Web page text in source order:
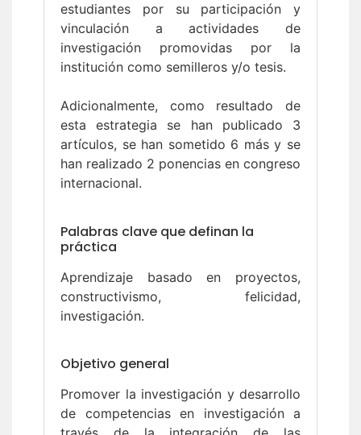
estudiantes por su participación y
vinculación a actividades de
investigación promovidas por la
institución como semilleros y/o tesis.
Adicionalmente, como resultado de
esta estrategia se han publicado 3
artículos, se han sometido 6 más y se
han realizado 2 ponencias en congreso
internacional.
Palabras clave que definan la
práctica
Aprendizaje basado en proyectos,
constructivismo, felicidad,
investigación.
Objetivo general
Promover la investigación y desarrollo
de competencias en investigación a